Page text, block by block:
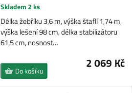
Skladem 2 ks
Délka žebříku 3,6 m, výška štaflí 1,74 m,
výška lešení 98 cm, délka stabilizátoru
61,5 cm, nosnost…
2 069 Kč
Do košíku